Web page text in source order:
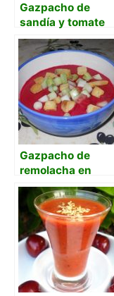
Gazpacho de
sandía y tomate
con pepino
Gazpacho de
remolacha en
Thermomix